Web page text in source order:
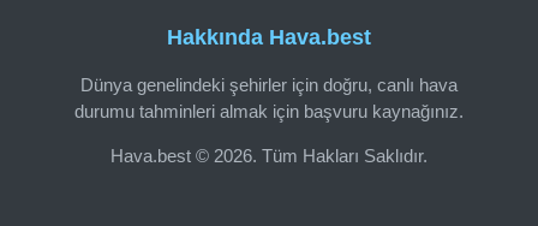
Hakkında Hava.best
Dünya genelindeki şehirler için doğru, canlı hava
durumu tahminleri almak için başvuru kaynağınız.
Hava.best © 2026. Tüm Hakları Saklıdır.